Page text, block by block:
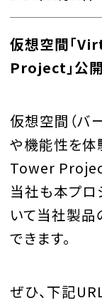
仮想空間「
Project」公
仮想空間（バ
や機能性を
Tower
当社も本プロ
いて当社製品
できます。
ぜひ、下記